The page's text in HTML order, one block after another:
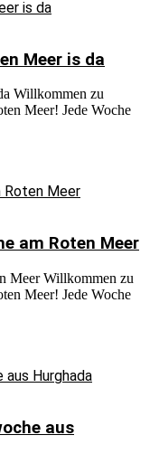
Meer is da
Willkommen zu
Meer! Jede Woche
am Roten Meer
Meer Willkommen zu
Meer! Jede Woche
aus